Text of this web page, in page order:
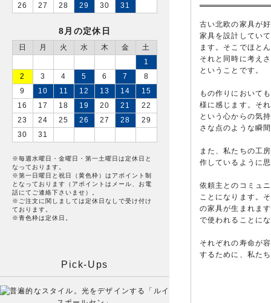
古い北欧の家具が
家具を設計してい
ます。そこでほと
それと同時に考え
ということです。
もの作りにおいて
様に感じます。そ
という心からの気
さな点のような瞬
また、私たちの工
作しているように
依頼主とのコミュ
ことになります。
の家具が生まれま
で使われることに
それぞれの寿命が
するために、私た
26
27 28 29 30 31
8月の定休日
日 月 火 水 木 金
土
1
2
3 4 5 6 7
8
9
10 11 12 13 14
15
16
17 18 19 20 21
22
23
24 25 26 27 28
29
30
31
※毎週水曜日・金曜日・第一土曜日は定休日と
なっております。
※第一日曜日と祝日（黄色枠）はアポイント制
となっております（アポイントはメール、お電
話にてご連絡下さいませ）。
※ご注文に関しましては定休日なしで受け付け
ております。
※青色枠は定休日。
Pick-Ups